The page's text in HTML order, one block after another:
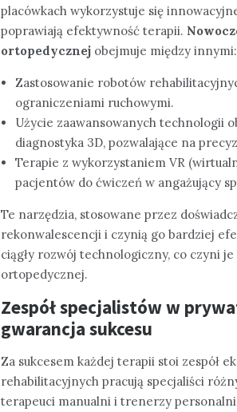
placówkach wykorzystuje się
poprawiają efektywność terapii.
ortopedycznej obejmuje między innymi:
Zastosowanie robotów
ograniczeniami ruchowymi.
Użycie zaawansowanych technologii
diagnostyka 3D, pozwalające na
Terapie z wykorzystaniem VR
pacjentów do ćwiczeń w angażujący
Te narzędzia, stosowane przez
rekonwalescencji i czynią go bardziej
ciągły rozwój technologiczny, co czyni
ortopedycznej.
Zespół specjalistów w
gwarancja sukcesu
Za sukcesem każdej terapii stoi zespół
rehabilitacyjnych pracują specjaliści
terapeuci manualni i trenerzy